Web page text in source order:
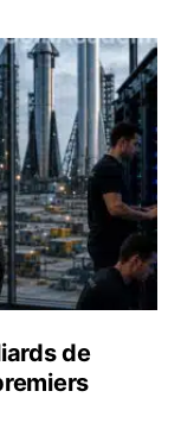
dollars de
de